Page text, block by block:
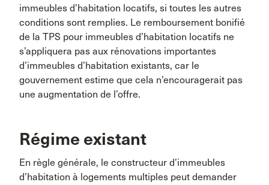
immeubles d’habitation locatifs, si toutes les autres
conditions sont remplies. Le remboursement bonifié
de la TPS pour immeubles d’habitation locatifs ne
s’appliquera pas aux rénovations importantes
d’immeubles d’habitation existants, car le
gouvernement estime que cela n’encouragerait pas
une augmentation de l’offre.
Régime existant
En règle générale, le constructeur d’immeubles
d’habitation à logements multiples peut demander